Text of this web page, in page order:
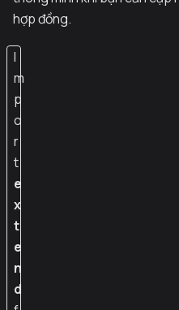
hợp đồng.
I
m
p
o
r
t
e
x
t
e
n
d